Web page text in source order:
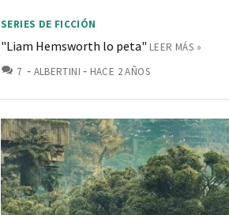
SERIES DE FICCIÓN
"Liam Hemsworth lo peta" LEER MÁS »
7 COMENTARIOS
ALBERTINI HACE 2 AÑOS